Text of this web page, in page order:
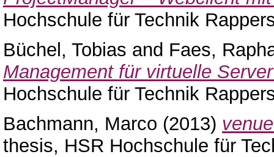
Hochschule für Technik
Büchel, Tobias and Faes,
Management für virtuelle
Hochschule für Technik
Bachmann, Marco (2013)
thesis, HSR Hochschule für